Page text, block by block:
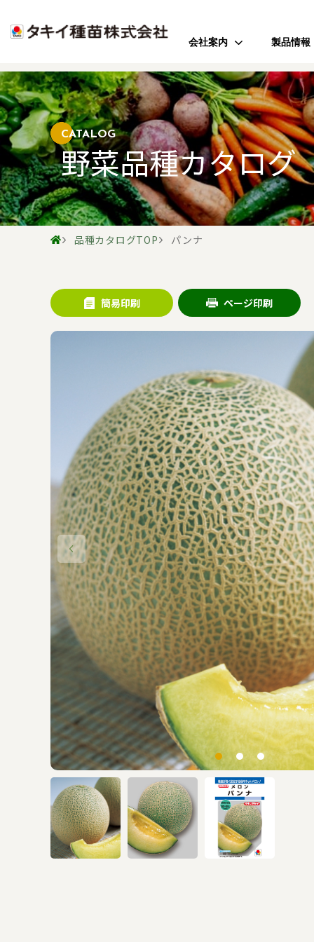
会社案内
ご挨拶
会社のミッション
会社概要
歴史・沿革
事業所案内
アクセス
受賞歴
製品情報
野菜
花
芝・緑化
農園芸
CATALOG
野菜品種カタログ
品種カタログTOP パンナ
簡易印刷 ページ印刷